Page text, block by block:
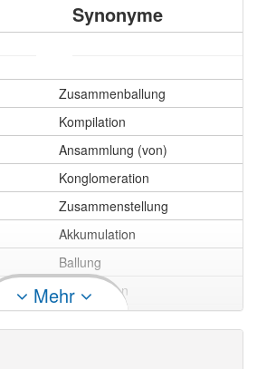
Synonyme
Zusammenballung
Kompilation
Ansammlung (von)
Konglomeration
Zusammenstellung
Akkumulation
Ballung
Aggregation
Mehr